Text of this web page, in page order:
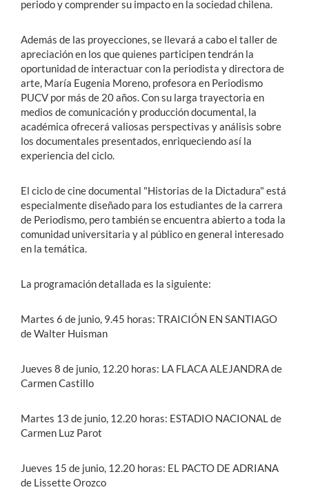
periodo y comprender su impacto en la sociedad chilena.
Además de las proyecciones, se llevará a cabo el taller de
apreciación en los que quienes participen tendrán la
oportunidad de interactuar con la periodista y directora de
arte, María Eugenia Moreno, profesora en Periodismo
PUCV por más de 20 años. Con su larga trayectoria en
medios de comunicación y producción documental, la
académica ofrecerá valiosas perspectivas y análisis sobre
los documentales presentados, enriqueciendo así la
experiencia del ciclo.
El ciclo de cine documental "Historias de la Dictadura" está
especialmente diseñado para los estudiantes de la carrera
de Periodismo, pero también se encuentra abierto a toda la
comunidad universitaria y al público en general interesado
en la temática.
La programación detallada es la siguiente:
Martes 6 de junio, 9.45 horas: TRAICIÓN EN SANTIAGO
de Walter Huisman
Jueves 8 de junio, 12.20 horas: LA FLACA ALEJANDRA de
Carmen Castillo
Martes 13 de junio, 12.20 horas: ESTADIO NACIONAL de
Carmen Luz Parot
Jueves 15 de junio, 12.20 horas: EL PACTO DE ADRIANA
de Lissette Orozco